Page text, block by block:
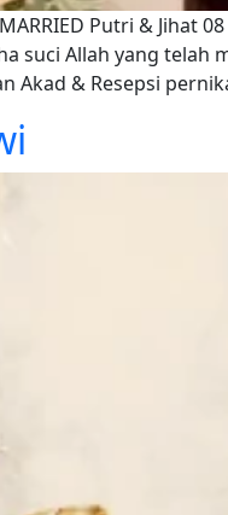
MARRIED Putri &
suci Allah yang telah
Akad & Resepsi